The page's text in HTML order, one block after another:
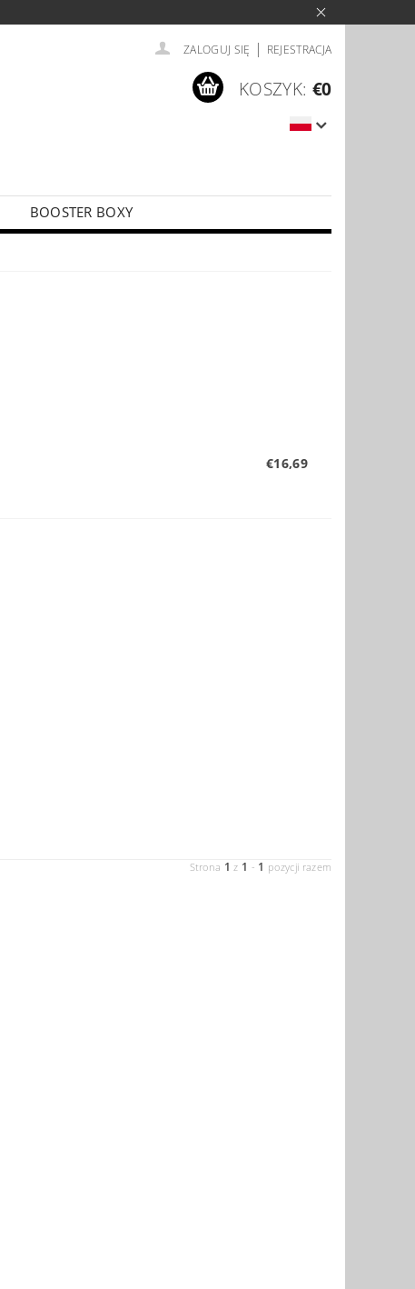
ZALOGUJ SIĘ | REJESTRACJA
KOSZYK: €0
BOOSTER BOXY
€16,69
Strona 1 z 1 - 1 pozycji razem